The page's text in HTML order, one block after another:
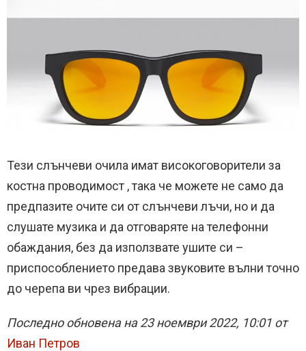
Тези слънчеви очила имат високоговорители за
костна проводимост , така че можете не само да
предпазите очите си от слънчеви лъчи, но и да
слушате музика и да отговаряте на телефонни
обаждания, без да използвате ушите си –
приспособлението предава звуковите вълни точно
до черепа ви чрез вибрации.
Последно обновена на 23 ноември 2022, 10:01 от
Иван Петров